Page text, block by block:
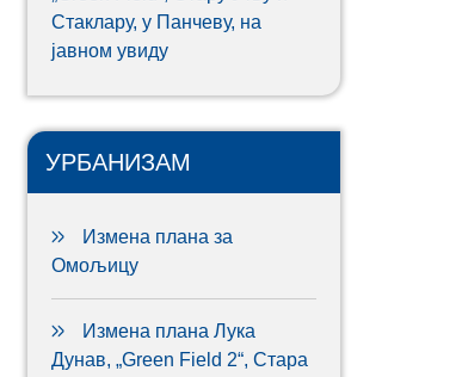
Стаклару, у Панчеву, на
јавном увиду
УРБАНИЗАМ
Измена плана за
Омољицу
Измена плана Лука
Дунав, „Green Field 2“, Стара